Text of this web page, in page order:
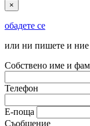
×
обадете се
или ни пишете и
Собствено име и
Телефон
Е-поща
Съобщение